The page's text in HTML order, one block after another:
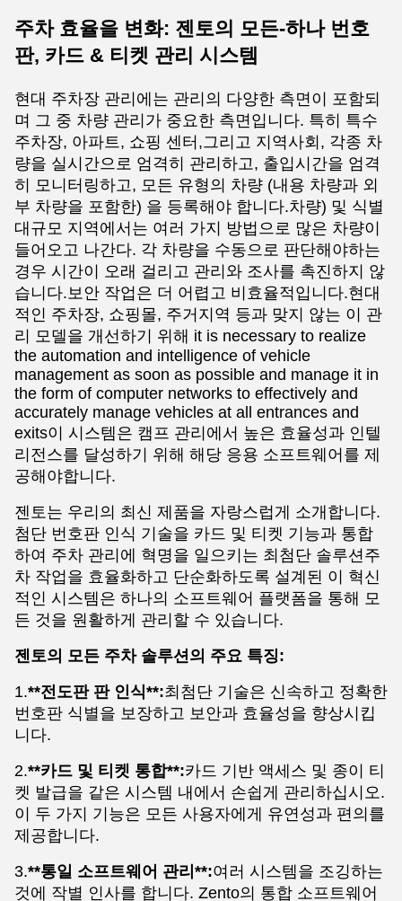
주차 효율을 변화: 젠토의 모든-하나 번호
판, 카드 & 티켓 관리 시스템
현대 주차장 관리에는 관리의 다양한 측면이 포함되
며 그 중 차량 관리가 중요한 측면입니다. 특히 특수
주차장, 아파트, 쇼핑 센터,그리고 지역사회, 각종 차
량을 실시간으로 엄격히 관리하고, 출입시간을 엄격
히 모니터링하고, 모든 유형의 차량 (내용 차량과 외
부 차량을 포함한) 을 등록해야 합니다.차량) 및 식별
대규모 지역에서는 여러 가지 방법으로 많은 차량이
들어오고 나간다. 각 차량을 수동으로 판단해야하는
경우 시간이 오래 걸리고 관리와 조사를 촉진하지 않
습니다.보안 작업은 더 어렵고 비효율적입니다.현대
적인 주차장, 쇼핑몰, 주거지역 등과 맞지 않는 이 관
리 모델을 개선하기 위해 it is necessary to realize
the automation and intelligence of vehicle
management as soon as possible and manage it in
the form of computer networks to effectively and
accurately manage vehicles at all entrances and
exits이 시스템은 캠프 관리에서 높은 효율성과 인텔
리전스를 달성하기 위해 해당 응용 소프트웨어를 제
공해야합니다.
젠토는 우리의 최신 제품을 자랑스럽게 소개합니다.
첨단 번호판 인식 기술을 카드 및 티켓 기능과 통합
하여 주차 관리에 혁명을 일으키는 최첨단 솔루션주
차 작업을 효율화하고 단순화하도록 설계된 이 혁신
적인 시스템은 하나의 소프트웨어 플랫폼을 통해 모
든 것을 원활하게 관리할 수 있습니다.
젠토의 모든 주차 솔루션의 주요 특징:
1.**전도판 판 인식**:최첨단 기술은 신속하고 정확한
번호판 식별을 보장하고 보안과 효율성을 향상시킵
니다.
2.**카드 및 티켓 통합**:카드 기반 액세스 및 종이 티
켓 발급을 같은 시스템 내에서 손쉽게 관리하십시오.
이 두 가지 기능은 모든 사용자에게 유연성과 편의를
제공합니다.
3.**통일 소프트웨어 관리**:여러 시스템을 조깅하는
것에 작별 인사를 합니다. Zento의 통합 소프트웨어